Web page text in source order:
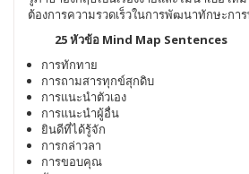
ต้องการความรวดเร็วในการพัฒนาทักษะกา
25 หัวข้อ Mind Map Sentences
การทักทาย
การถามสารทุกข์สุกดิบ
การแนะนำตัวเอง
การแนะนำผู้อื่น
ยินดีที่ได้รู้จัก
การกล่าวลา
การขอบคุณ